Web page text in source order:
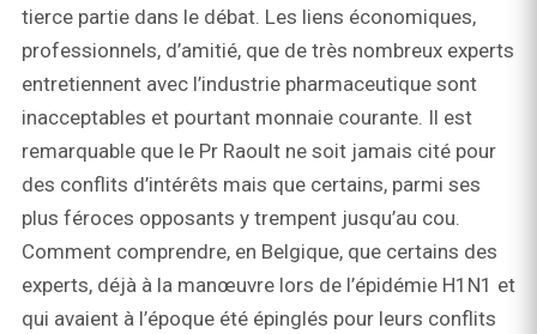
tierce partie dans le débat. Les liens économiques,
professionnels, d’amitié, que de très nombreux experts
entretiennent avec l’industrie pharmaceutique sont
inacceptables et pourtant monnaie courante. Il est
remarquable que le Pr Raoult ne soit jamais cité pour
des conflits d’intérêts mais que certains, parmi ses
plus féroces opposants y trempent jusqu’au cou.
Comment comprendre, en Belgique, que certains des
experts, déjà à la manœuvre lors de l’épidémie H1N1 et
qui avaient à l’époque été épinglés pour leurs conflits